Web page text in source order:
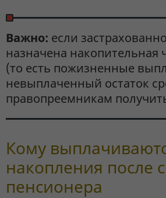
Важно: если
назначена накопительная
(то есть пожизненные
невыплаченный остаток
правопреемникам
Кому
накопления после
пенсионера